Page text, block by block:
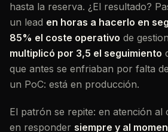
hasta la reserva. ¿El resultado?
un lead en horas a hacerlo en
85% el coste operativo de
multiplicó por 3,5 el seguimiento
que antes se enfriaban por falta
un PoC: está en producción.
El patrón se repite: en atención al
en responder siempre y al